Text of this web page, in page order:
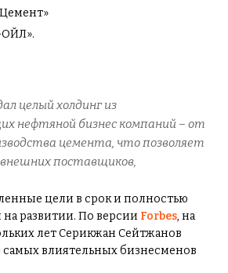
Цемент»
ОЙЛ».
целый холдинг из
нефтяной бизнес компаний – от
цемента, что позволяет
поставщиков,
цели в срок и полностью
на развитии. По версии Forbes, на
лет Серикжан Сейтжанов
самых влиятельных бизнесменов